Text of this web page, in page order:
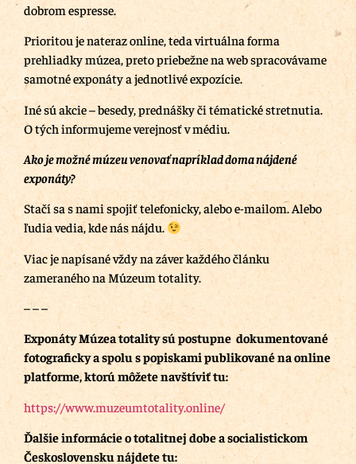
dobrom espresse.
Prioritou je nateraz online, teda virtuálna forma
prehliadky múzea, preto priebežne na web spracovávame
samotné exponáty a jednotlivé expozície.
Iné sú akcie – besedy, prednášky či tématické stretnutia.
O tých informujeme verejnosť v médiu.
Ako je možné múzeu venovať napríklad doma nájdené
exponáty?
Stačí sa s nami spojiť telefonicky, alebo e-mailom. Alebo
ľudia vedia, kde nás nájdu.
Viac je napísané vždy na záver každého článku
zameraného na Múzeum totality.
– – –
Exponáty Múzea totality sú postupne dokumentované
fotograficky a spolu s popiskami publikované na online
platforme, ktorú môžete navštíviť tu:
https://www.muzeumtotality.online/
Ďalšie informácie o totalitnej dobe a socialistickom
Československu nájdete tu: